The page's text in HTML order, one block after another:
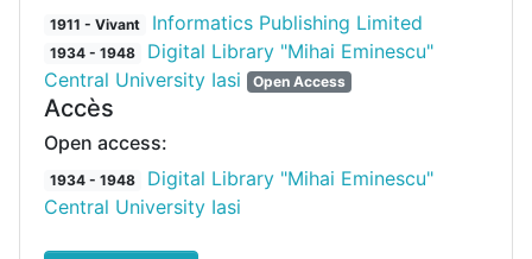
1911 - Vivant Informatics Publishing Limited
1934 - 1948
Digital Library "Mihai Eminescu"
Central University Iasi
Open Access
Accès
Open access:
1934 - 1948
Digital Library "Mihai Eminescu"
Central University Iasi